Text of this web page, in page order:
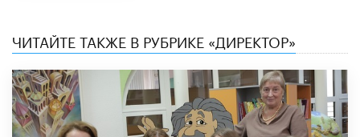
ЧИТАЙТЕ ТАКЖЕ В РУБРИКЕ «ДИРЕКТОР»